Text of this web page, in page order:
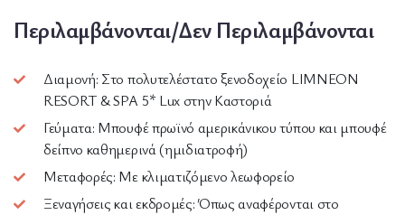
Περιλαμβάνονται/Δεν Περιλαμβάνονται
Διαμονή: Στο πολυτελέστατο ξενοδοχείο LIMNEON
RESORT & SPA 5* Lux στην Καστοριά
Γεύματα: Μπουφέ πρωϊνό αμερικάνικου τύπου και μπουφέ
δείπνο καθημερινά (ημιδιατροφή)
Μεταφορές: Με κλιματιζόμενο λεωφορείο
Ξεναγήσεις και εκδρομές: Όπως αναφέρονται στο